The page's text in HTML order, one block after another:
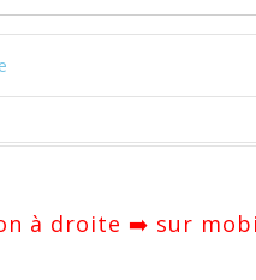
à droite ➡️ sur